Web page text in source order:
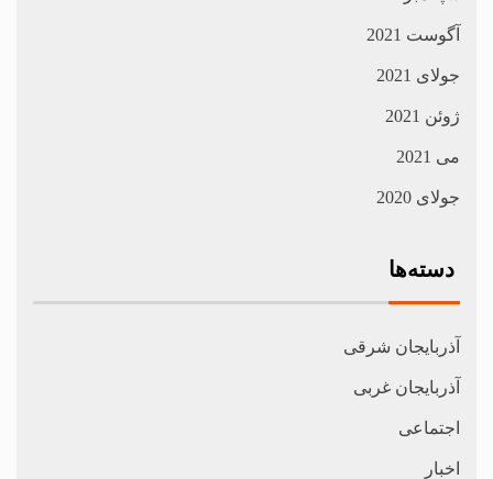
آگوست 2021
جولای 2021
ژوئن 2021
می 2021
جولای 2020
دسته‌ها
آذربایجان شرقی
آذربایجان غربی
اجتماعی
اخبار